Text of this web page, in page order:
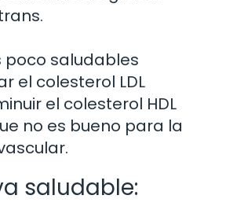
poco saludables
el colesterol LDL
el colesterol HDL
no es bueno para la
saludable: